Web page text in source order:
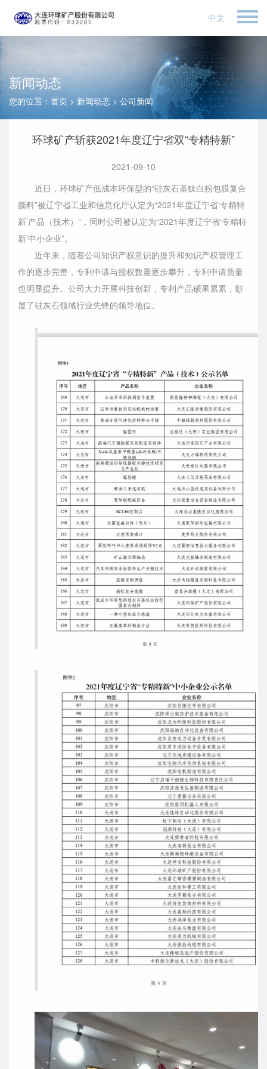
中文
新闻动态
您的位置： 首页 > 新闻动态 > 公司新闻
环球矿产斩获2021年度辽宁省双“专精特新”
2021-09-10
近日，环球矿产低成本环保型的“硅灰石基钛白粉包膜复合
颜料”被辽宁省工业和信息化厅认定为“2021年度辽宁省‘专精特
新’产品（技术）”，同时公司被认定为“2021年度辽宁省‘专精特
新’中小企业”。
近年来，随着公司知识产权意识的提升和知识产权管理工
作的逐步完善，专利申请与授权数量逐步攀升，专利申请质量
也明显提升。公司大力开展科技创新，专利产品硕果累累，彰
显了硅灰石领域行业先锋的领导地位。